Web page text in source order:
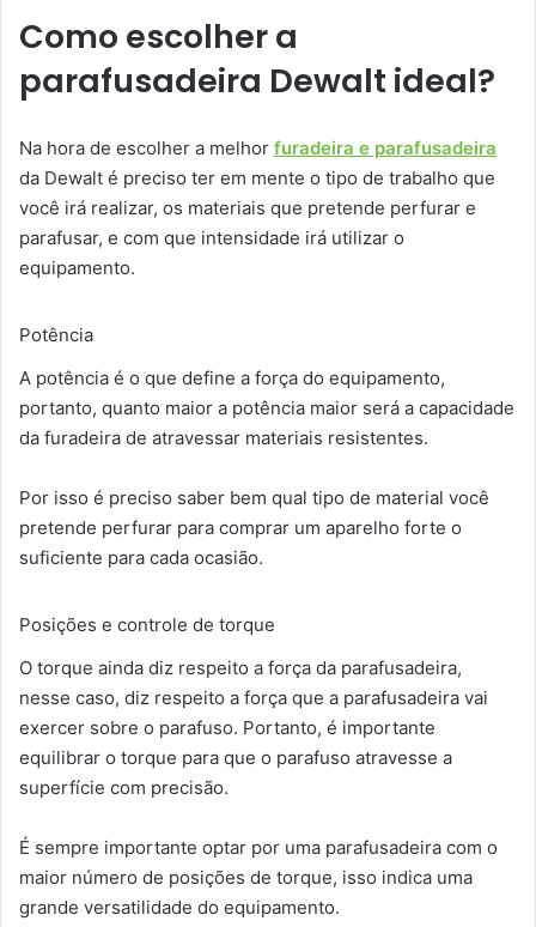
Como escolher a
parafusadeira Dewalt ideal?
Na hora de escolher a melhor furadeira e parafusadeira
da Dewalt é preciso ter em mente o tipo de trabalho que
você irá realizar, os materiais que pretende perfurar e
parafusar, e com que intensidade irá utilizar o
equipamento.
Potência
A potência é o que define a força do equipamento,
portanto, quanto maior a potência maior será a capacidade
da furadeira de atravessar materiais resistentes.
Por isso é preciso saber bem qual tipo de material você
pretende perfurar para comprar um aparelho forte o
suficiente para cada ocasião.
Posições e controle de torque
O torque ainda diz respeito a força da parafusadeira,
nesse caso, diz respeito a força que a parafusadeira vai
exercer sobre o parafuso. Portanto, é importante
equilibrar o torque para que o parafuso atravesse a
superfície com precisão.
É sempre importante optar por uma parafusadeira com o
maior número de posições de torque, isso indica uma
grande versatilidade do equipamento.